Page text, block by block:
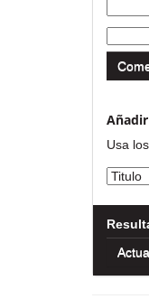
Usa